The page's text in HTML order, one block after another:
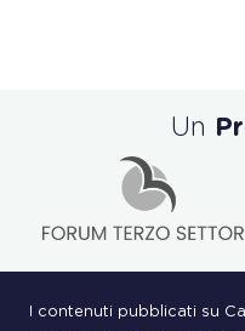
Un
I contenuti pubblicati su